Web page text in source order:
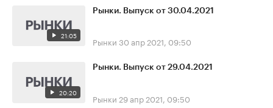
21:05
Рынки. Выпуск от 30.04.2021
Рынки 30 апр 2021, 09:50
20:20
Рынки. Выпуск от 29.04.2021
Рынки 29 апр 2021, 09:50